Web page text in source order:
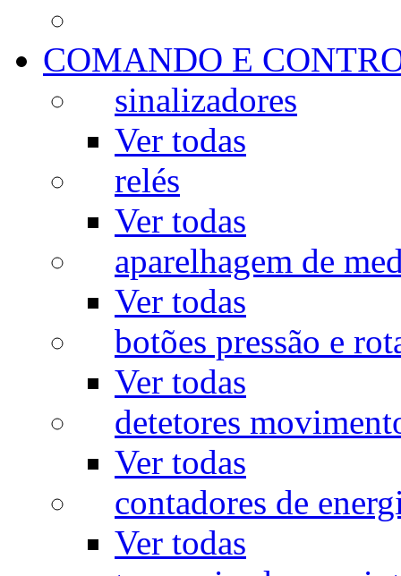
COMANDO E
sinalizadores
Ver todas
relés
Ver todas
aparelhagem de
Ver todas
botões pressão e
Ver todas
detetores
Ver todas
contadores de
Ver todas